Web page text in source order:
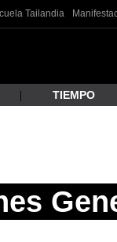
Tailandia
TIEMPO